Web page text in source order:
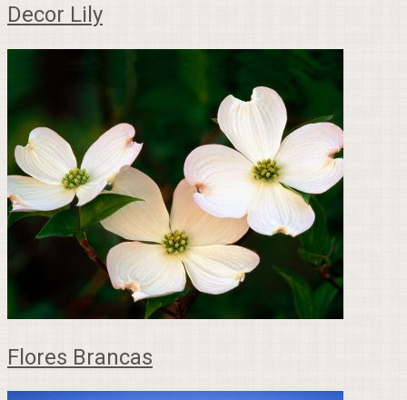
Decor Lily
Flores Brancas